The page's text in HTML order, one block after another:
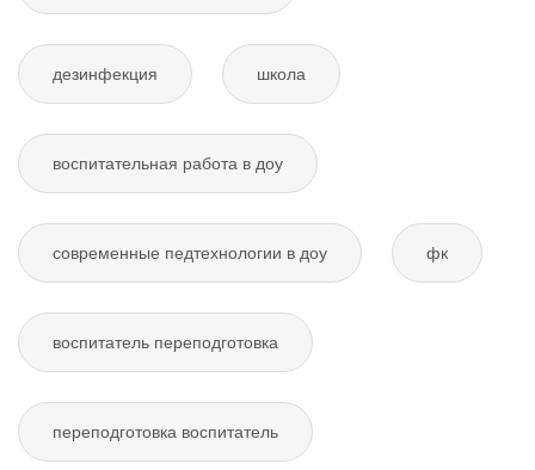
дезинфекция школа
воспитательная работа в доу
современные педтехнологии в доу фк
воспитатель переподготовка
переподготовка воспитатель